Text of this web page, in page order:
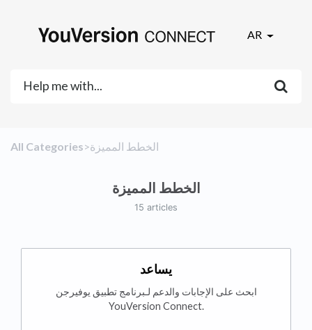
AR
All Categories ​الخطط المميزة
الخطط المميزة
15 articles
يساعد
ابحث على الإجابات والدعم لـبرنامج تطبيق يوفيرجن
YouVersion Connect.